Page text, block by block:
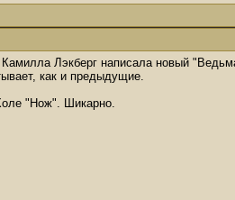
Камилла Лэкберг написала новый
как и предыдущие.
"Нож". Шикарно.